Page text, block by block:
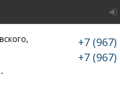
+7 (967)
+7 (967)